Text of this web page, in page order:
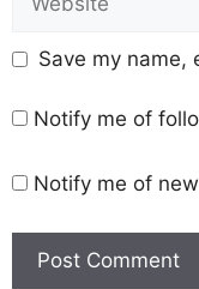
Save my name,
Notify me of
Notify me of